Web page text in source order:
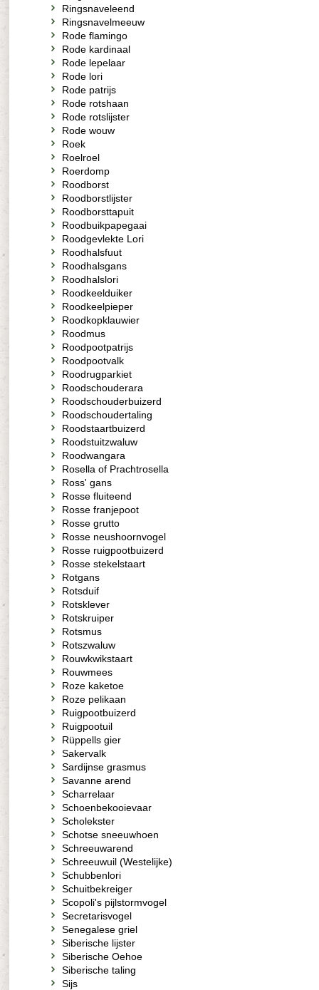
Ringsnaveleend
Ringsnavelmeeuw
Rode flamingo
Rode kardinaal
Rode lepelaar
Rode lori
Rode patrijs
Rode rotshaan
Rode rotslijster
Rode wouw
Roek
Roelroel
Roerdomp
Roodborst
Roodborstlijster
Roodborsttapuit
Roodbuikpapegaai
Roodgevlekte Lori
Roodhalsfuut
Roodhalsgans
Roodhalslori
Roodkeelduiker
Roodkeelpieper
Roodkopklauwier
Roodmus
Roodpootpatrijs
Roodpootvalk
Roodrugparkiet
Roodschouderara
Roodschouderbuizerd
Roodschoudertaling
Roodstaartbuizerd
Roodstuitzwaluw
Roodwangara
Rosella of Prachtrosella
Ross' gans
Rosse fluiteend
Rosse franjepoot
Rosse grutto
Rosse neushoornvogel
Rosse ruigpootbuizerd
Rosse stekelstaart
Rotgans
Rotsduif
Rotsklever
Rotskruiper
Rotsmus
Rotszwaluw
Rouwkwikstaart
Rouwmees
Roze kaketoe
Roze pelikaan
Ruigpootbuizerd
Ruigpootuil
Rüppells gier
Sakervalk
Sardijnse grasmus
Savanne arend
Scharrelaar
Schoenbekooievaar
Scholekster
Schotse sneeuwhoen
Schreeuwarend
Schreeuwuil (Westelijke)
Schubbenlori
Schuitbekreiger
Scopoli's pijlstormvogel
Secretarisvogel
Senegalese griel
Siberische lijster
Siberische Oehoe
Siberische taling
Sijs